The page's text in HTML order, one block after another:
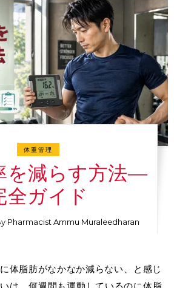
体重管理
を減らす方法―
全ガイド
Pharmacist Ammu Muraleedharan
体脂肪がなかなか減らない 、と感じ
は、何週間も運動しているのに体脂